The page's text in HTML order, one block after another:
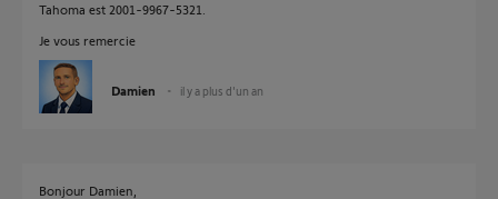
Tahoma est 2001-9967-5321.
Je vous remercie
Damien il y a plus d'un an
Bonjour Damien,